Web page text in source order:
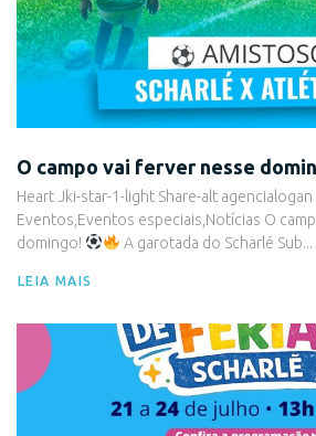
O campo vai ferver nesse
Heart Jki-star-1-light Share-alt
Eventos,Eventos especiais,Notícias O
domingo!
A garotada do Scharlé Sub...
LEIA MAIS
Eventos